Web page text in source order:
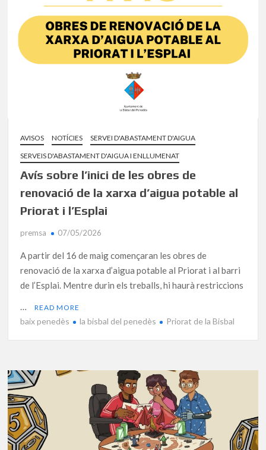
AVISOS NOTÍCIES
SERVEI D'ABASTAMENT D'AIGUA
SERVEIS D'ABASTAMENT D'AIGUA I ENLLUMENAT
Avís sobre l’inici de les obres de
renovació de la xarxa d’aigua potable al
Priorat i l’Esplai
premsa 07/05/2026
A partir del 16 de maig començaran les obres de
renovació de la xarxa d’aigua potable al Priorat i al barri
de l’Esplai. Mentre durin els treballs, hi haurà restriccions
…
READ MORE
baix penedès la bisbal del penedès Priorat de la Bisbal